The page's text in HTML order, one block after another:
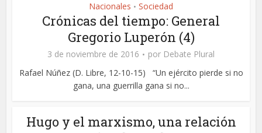
Nacionales • Sociedad
Crónicas del tiempo: General
Gregorio Luperón (4)
3 de noviembre de 2016 por Debate Plural
Rafael Núñez (D. Libre, 12-10-15) “Un ejército pierde si no
gana, una guerrilla gana si no...
Hugo y el marxismo, una relación